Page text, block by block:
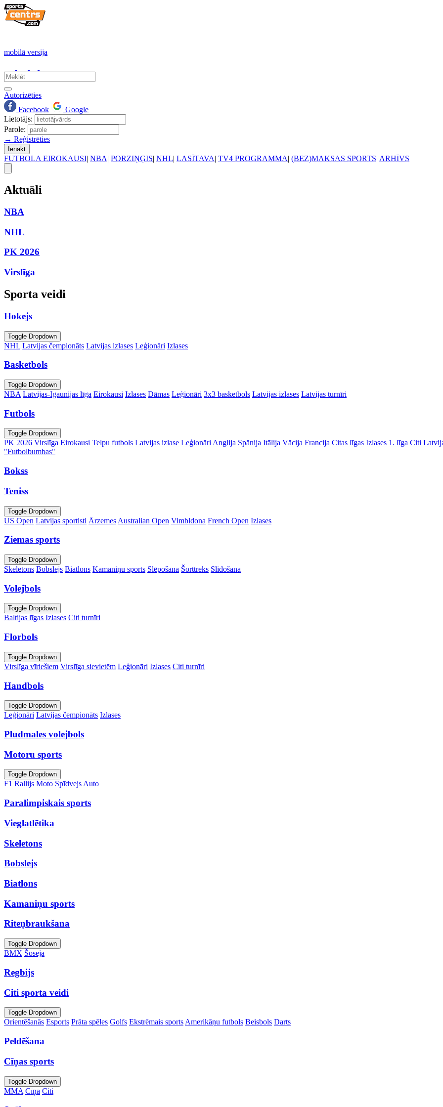
mobilā versija
Autorizēties
Facebook
Google
Lietotājs:
Parole:
→ Reģistrēties
Ienākt
FUTBOLA EIROKAUSI| NBA| PORZIŅĢIS| NHL| LASĪTAVA| TV4 PROGRAMMA| (BEZ)MAKSAS SPORTS| ARHĪVS
Aktuāli
NBA
NHL
PK 2026
Virslīga
Sporta veidi
Hokejs
Toggle Dropdown
NHL Latvijas čempionāts Latvijas izlases Leģionāri Izlases
Basketbols
Toggle Dropdown
NBA Latvijas-Igaunijas līga Eirokausi Izlases Dāmas Leģionāri 3x3 basketbols Latvijas izlases Latvijas turnīri
Futbols
Toggle Dropdown
PK 2026 Virslīga Eirokausi Telpu futbols Latvijas izlase Leģionāri Anglija Spānija Itālija Vācija Francija Citas līgas Izlases 1. līga Citi
"Futbolbumbas"
Bokss
Teniss
Toggle Dropdown
US Open Latvijas sportisti Ārzemes Australian Open Vimbldona French Open Izlases
Ziemas sports
Toggle Dropdown
Skeletons Bobslejs Biatlons Kamaniņu sports Slēpošana Šorttreks Slidošana
Volejbols
Toggle Dropdown
Baltijas līgas Izlases Citi turnīri
Florbols
Toggle Dropdown
Virslīga vīriešiem Virslīga sievietēm Leģionāri Izlases Citi turnīri
Handbols
Toggle Dropdown
Leģionāri Latvijas čempionāts Izlases
Pludmales volejbols
Motoru sports
Toggle Dropdown
F1 Rallijs Moto SpīdvejsAuto
Paralimpiskais sports
Vieglatlētika
Skeletons
Bobslejs
Biatlons
Kamaniņu sports
Riteņbraukšana
Toggle Dropdown
BMX Šoseja
Regbijs
Citi sporta veidi
Toggle Dropdown
Orientēšanās Esports Prāta spēles Golfs Ekstrēmais sports Amerikāņu futbols Beisbols Darts
Peldēšana
Cīņas sports
Toggle Dropdown
MMA Cīņa Citi